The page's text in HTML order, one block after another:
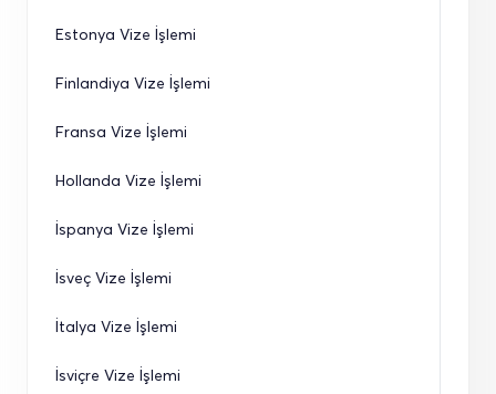
Estonya Vize İşlemi
Finlandiya Vize İşlemi
Fransa Vize İşlemi
Hollanda Vize İşlemi
İspanya Vize İşlemi
İsveç Vize İşlemi
İtalya Vize İşlemi
İsviçre Vize İşlemi